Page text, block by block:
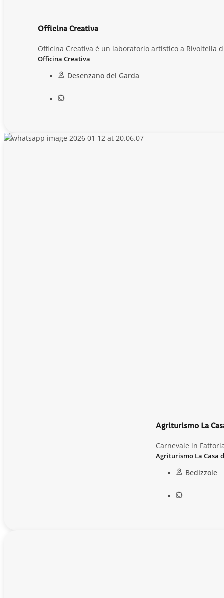
Officina Creativa
Officina Creativa è un laboratorio artistico a Rivoltella
Officina Creativa
Desenzano del Garda
Agriturismo La
Carnevale in
Agriturismo La Casa
Bedizzole